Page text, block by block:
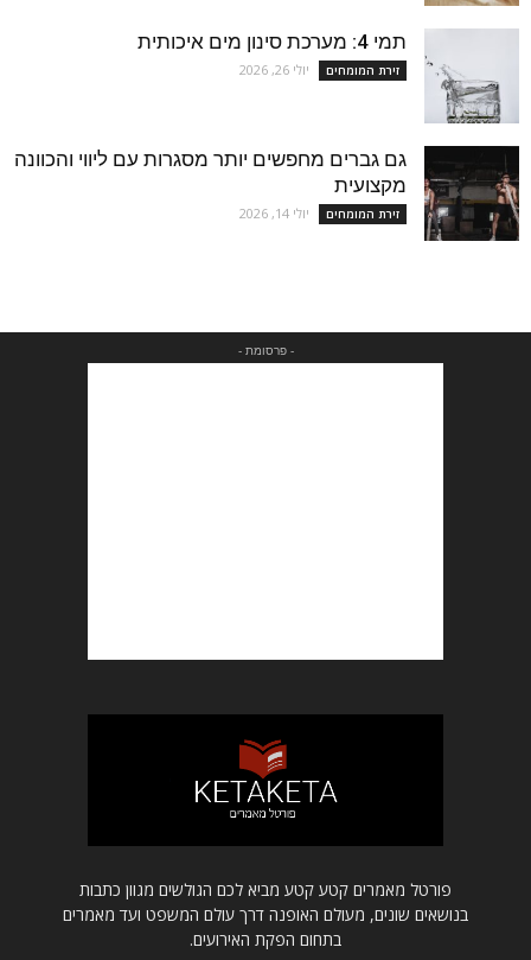
תמי 4: מערכת סינון מים איכותית
זירת המומחים יולי 26, 2026
גם גברים מחפשים יותר מסגרות עם ליווי והכוונה
מקצועית
זירת המומחים יולי 14, 2026
- פרסומת -
פורטל מאמרים קטע קטע מביא לכם הגולשים מגוון כתבות
בנושאים שונים, מעולם האופנה דרך עולם המשפט ועד מאמרים
בתחום הפקת האירועים.